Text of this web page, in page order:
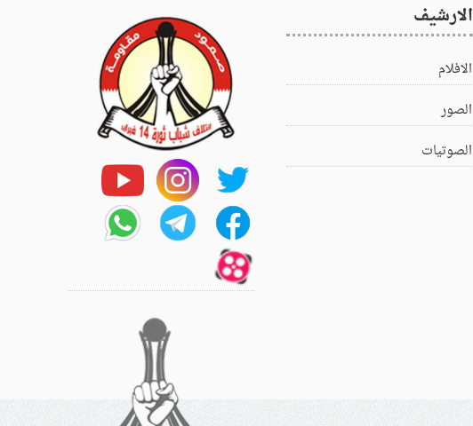
الارشيف
الافلام
الصور
الصوتيات